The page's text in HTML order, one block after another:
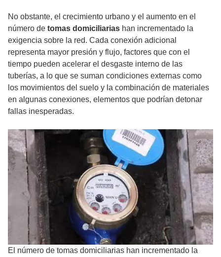
No obstante, el crecimiento urbano y el aumento en el
número de tomas domiciliarias han incrementado la
exigencia sobre la red. Cada conexión adicional
representa mayor presión y flujo, factores que con el
tiempo pueden acelerar el desgaste interno de las
tuberías, a lo que se suman condiciones externas como
los movimientos del suelo y la combinación de materiales
en algunas conexiones, elementos que podrían detonar
fallas inesperadas.
El número de tomas domiciliarias han incrementado la